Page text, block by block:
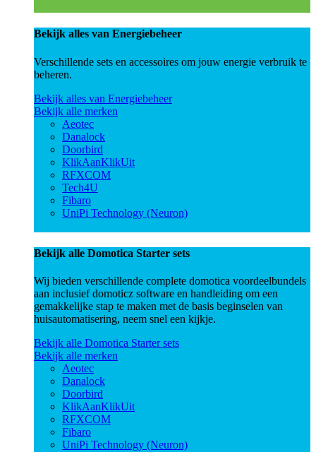
Bekijk alles van Energiebeheer
Verschillende sets en accessoires om jouw energie verbruik te
beheren.
Bekijk alles van Energiebeheer
Bekijk alle merken
Aeotec
Danalock
Doorbird
KlikAanKlikUit
RFXCOM
Tech4U
Fibaro
UniPi Technology (Neuron)
Bekijk alle Domotica Starter sets
Wij bieden verschillende complete domotica voordeelbundels
aan inclusief domoticz software en handleiding om een
gemakkelijke stap te maken met de basis beginselen van
huisautomatisering, neem snel een kijkje.
Bekijk alle Domotica Starter sets
Bekijk alle merken
Aeotec
Danalock
Doorbird
KlikAanKlikUit
RFXCOM
Fibaro
UniPi Technology (Neuron)